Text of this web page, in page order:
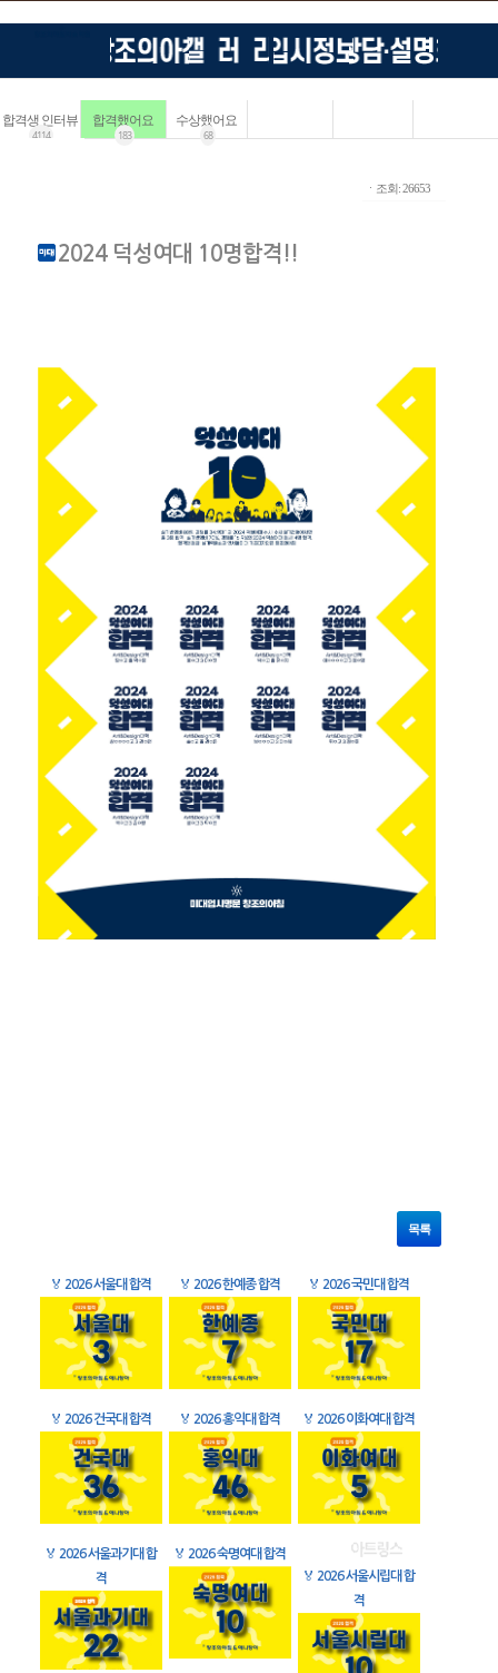
합격생 인터뷰
4114
합격했어요
183
수상했어요
68
ㆍ조회: 26653
2024 덕성여대 10명합격!!
목록
🏅 2026 서울대 합격 🏅 2026 한예종 합격 🏅 2026 국민대 합격
🏅 2026 건국대 합격 🏅 2026 홍익대 합격 🏅 2026 이화여대 합격
🏅 2026 서울과기대 합
격
🏅 2026 숙명여대 합격
🏅 2026 서울시립대 합
격